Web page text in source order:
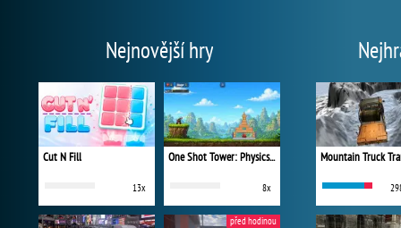
Nejnovější hry
Cut N Fill
13x
One Shot Tower: Physics Destroyer
8x
před hodinou
Mountain Truck